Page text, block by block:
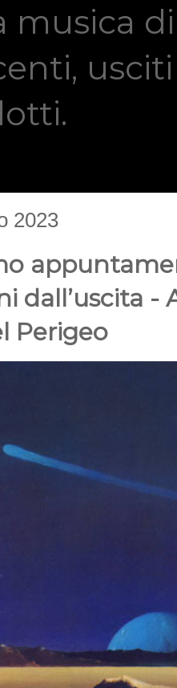
musica
2023
dall’uscita
Perigeo